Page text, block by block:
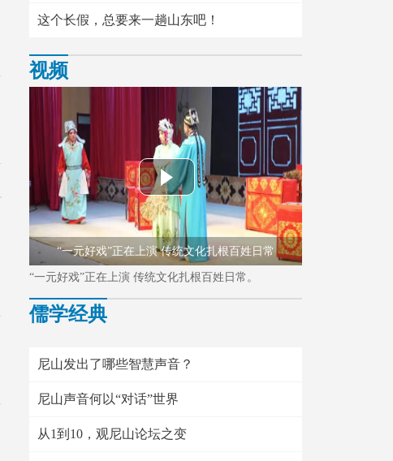
这个长假，总要来一趟山东吧！
视频
“一元好戏”正在上演 传统文化扎根百姓日常
“一元好戏”正在上演 传统文化扎根百姓日常。
儒学经典
尼山发出了哪些智慧声音？
尼山声音何以“对话”世界
从1到10，观尼山论坛之变